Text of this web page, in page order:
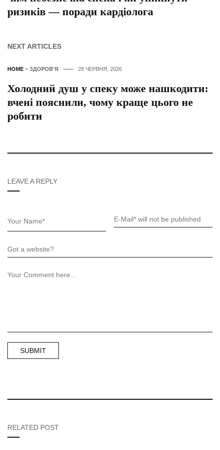
ризиків — поради кардіолога
NEXT ARTICLES
HOME > ЗДОРОВ'Я 28 ЧЕРВНЯ, 2026
Холодний душ у спеку може нашкодити:
вчені пояснили, чому краще цього не
робити
LEAVE A REPLY
RELATED POST